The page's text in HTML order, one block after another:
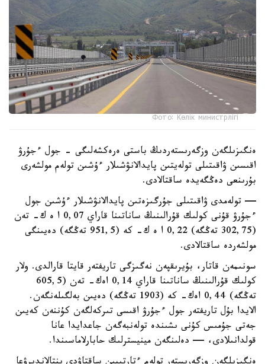
Фото: Көлік министрлігі
ەنگىزىلگەن وزگەرىستەردىڭ باستى ەرەكشەلىگى - جول ءجۇرۋ
اقىسىن ۋاقىتىلى تولەيتىن پايدالانۋشىلار ءۇشىن تولەم مولشەرى
بۇرىنعى دەڭگەيدە ساقتالادى.
— تولەمدى ۋاقىتىلى جۇرگىزەتىن پايدالانۋشىلار ءۇشىن جول
ءجۇرۋ قۇنى كولىك قۇرالىنىڭ ساناتىنا قاراي 0,07 ا ە ك- تەن
(302,75 تەڭگە) 0,22 ا ە ك- كە (951,5 تەڭگە) دەيىنگى
مولشەردە ساقتالادى.
سونىمەن قاتار، بۇيرىقپەن نەگىزگى تاريفتەر قايتا قارالدى. ولار
كولىك قۇرالىنىڭ ساناتىنا قاراي 0,14 اەك- تەن (605,5
تەڭگە) 0,44 اەك- كە (1903 تەڭگە) دەيىن بەلگىلەنگەن.
الايدا بۇل تاريفتەر جول ءجۇرۋ اقىسى تىركەلگەن كۇننەن كەيىن
جەتى جۇمىس كۇنى ىشىندە تولەنبەگەن جاعدايدا عانا
قولدانىلادى، — دەلىنگەن مينيسترلىك حابارلاماسىندا.